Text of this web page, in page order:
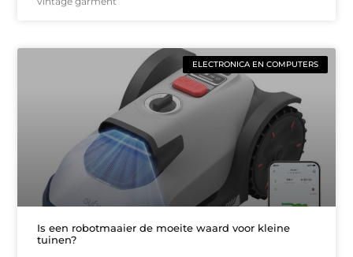
ELECTRONICA EN COMPUTERS
Is een robotmaaier de moeite waard voor kleine
tuinen?